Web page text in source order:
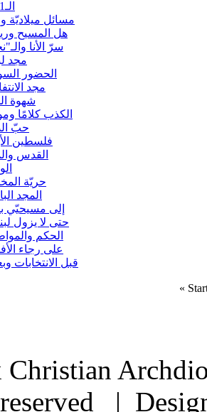
الـ2001 12/30/2000
مسائل ميلاديّة وحبّ 12/
هل المسيح وريث؟ 12/
سرّ الأنا والـ"نحن" 12/
مجد لبنان
الحضور السوري 11/
مجد الانتفاضة
شهوة المال
الكذب كلامًا وموقفًا 11/
حبّ الذات
فلسطين الأبديّة 10/
القدس والمجد
حريّة المخطئ 09/
المجد الباطل
إلى مسيحيّي بلدي 09/
حتى لا يزول لبنان 09/09/
الحكم والمواطن 09/02/
على رجاء الأفضل 08/
قبل الانتخابات وبعدها 08/
«
Christian
|